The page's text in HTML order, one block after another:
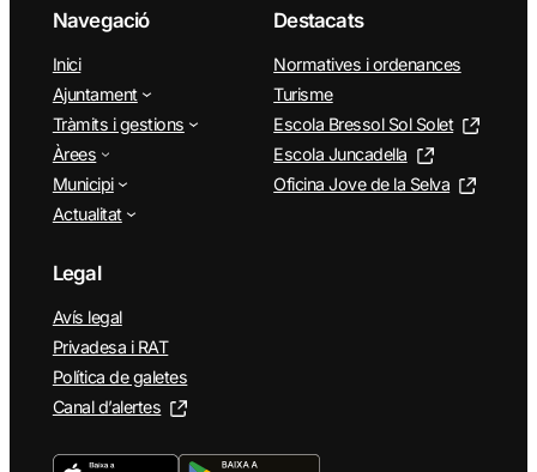
Navegació
Inici
Ajuntament
Tràmits i gestions
Àrees
Municipi
Actualitat
Destacats
Normatives i ordenances
Turisme
Escola Bressol Sol Solet
Escola Juncadella
Oficina Jove de la Selva
Legal
Avís legal
Privadesa i RAT
Política de galetes
Canal d’alertes